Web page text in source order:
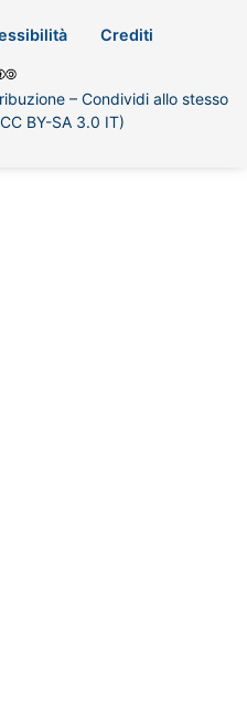
Crediti
– Condividi allo stesso
BY-SA 3.0 IT)